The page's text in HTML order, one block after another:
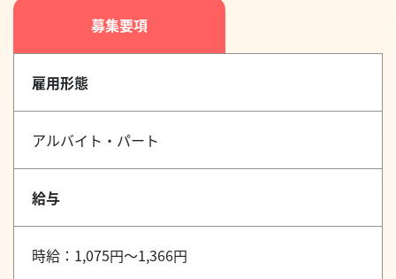
募集要項
雇用形態
アルバイト・パート
給与
時給：1,075円～1,366円